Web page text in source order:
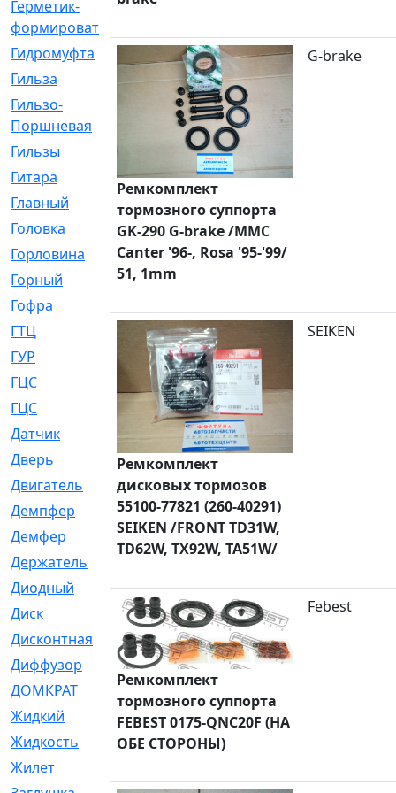
Герметик-
формирователь
Гидромуфта
[47]
Гильза
[56]
Гильзо-
Поршневая
[13]
Гильзы
Гитара
[7]
Главный
[29]
Головка
[28]
Горловина
[14]
Горный
[1]
Гофра
ГТЦ
[96]
ГУР
[34]
ГЦC
[6]
ГЦС
[74]
Датчик
[969]
Дверь
[249]
Двигатель
[64]
Демпфер
[2]
Демфер
[1]
Держатель
Диодный
[3]
Диск
[418]
Дисконтная
[1]
Диффузор
[1]
ДОМКРАТ
[1]
Жидкий
[5]
Жидкость
[80]
Жилет
Ремкомплект
тормозного суппорта
GK-290 G-brake /MMC
Canter '96-, Rosa '95-'99/
51, 1mm
G-brake
Ремкомплект
дисковых тормозов
55100-77821 (260-40291)
SEIKEN /FRONT TD31W,
TD62W, TX92W, TA51W/
SEIKEN
Ремкомплект
тормозного суппорта
FEBEST 0175-QNC20F (НА
ОБЕ СТОРОНЫ)
Febest